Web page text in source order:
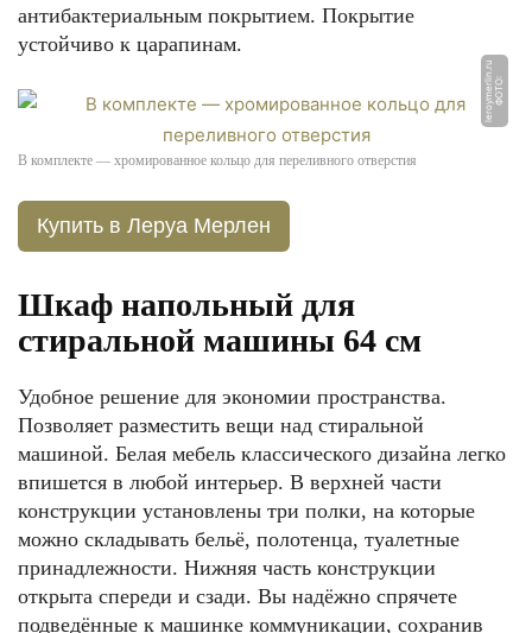
антибактериальным покрытием. Покрытие
устойчиво к царапинам.
Ф
О
Т
О:
l
e
r
o
y
m
e
rli
n.
r
u
В комплекте — хромированное кольцо для переливного отверстия
Купить в Леруа Мерлен
Шкаф напольный для
стиральной машины 64 см
Удобное решение для экономии пространства.
Позволяет разместить вещи над стиральной
машиной. Белая мебель классического дизайна легко
впишется в любой интерьер. В верхней части
конструкции установлены три полки, на которые
можно складывать бельё, полотенца, туалетные
принадлежности. Нижняя часть конструкции
открыта спереди и сзади. Вы надёжно спрячете
подведённые к машинке коммуникации, сохранив